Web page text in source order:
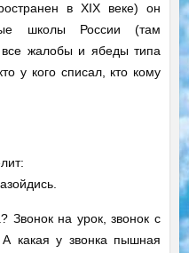
в XIX веке) он
школы России (там
все жалобы и ябеды типа
у кого списал, кто кому
Звонок на урок, звонок с
какая у звонка пышная